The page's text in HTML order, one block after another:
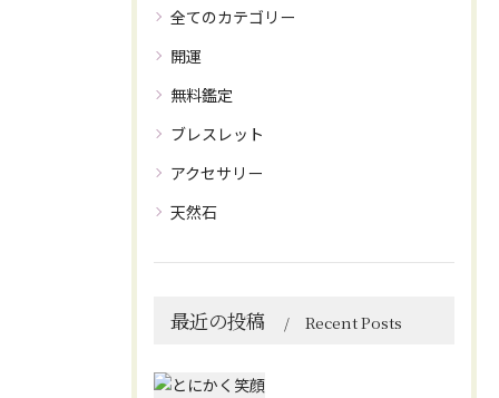
全てのカテゴリー
開運
無料鑑定
ブレスレット
アクセサリー
天然石
最近の投稿 Recent Posts